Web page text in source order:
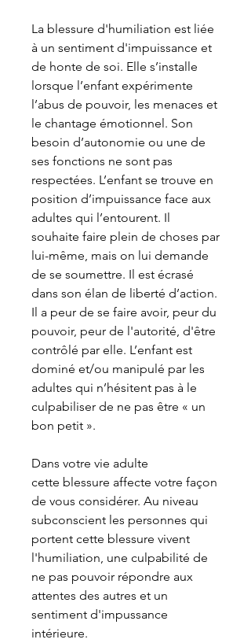
La blessure d'humiliation est liée
à un sentiment d'impuissance et
de honte de soi. Elle s’installe
lorsque l’enfant expérimente
l’abus de pouvoir, les menaces et
le chantage émotionnel. Son
besoin d’autonomie ou une de
ses fonctions ne sont pas
respectées. L’enfant se trouve en
position d’impuissance face aux
adultes qui l’entourent. Il
souhaite faire plein de choses par
lui-même, mais on lui demande
de se soumettre. Il est écrasé
dans son élan de liberté d’action.
Il a peur de se faire avoir, peur du
pouvoir, peur de l'autorité, d'être
contrôlé par elle. L’enfant est
dominé et/ou manipulé par les
adultes qui n’hésitent pas à le
culpabiliser de ne pas être « un
bon petit ».
Dans votre vie adulte
cette blessure affecte votre façon
de vous considérer. Au niveau
subconscient les personnes qui
portent cette blessure vivent
l'humiliation, une culpabilité de
ne pas pouvoir répondre aux
attentes des autres et un
sentiment d'impussance
intérieure.